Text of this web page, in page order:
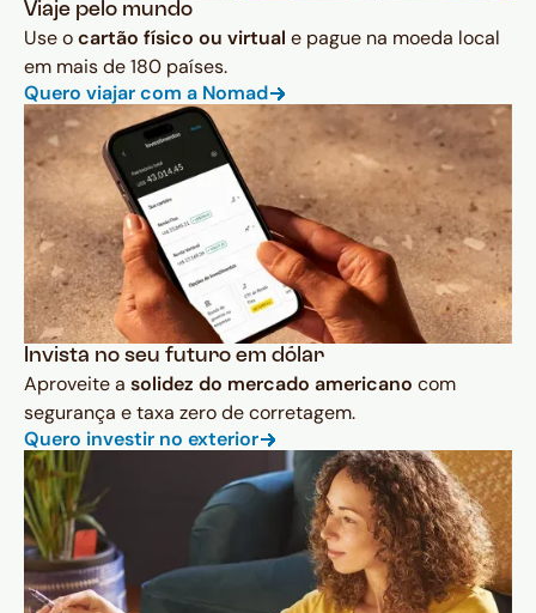
Viaje pelo mundo
Use ocartão físico ou virtual e pague na moeda local
em mais de 180 países.
Quero viajar com a Nomad
Invista no seu futuro em dólar
Aproveite a solidez do mercado americano com
segurança e taxa zero de corretagem.
Quero investir no exterior